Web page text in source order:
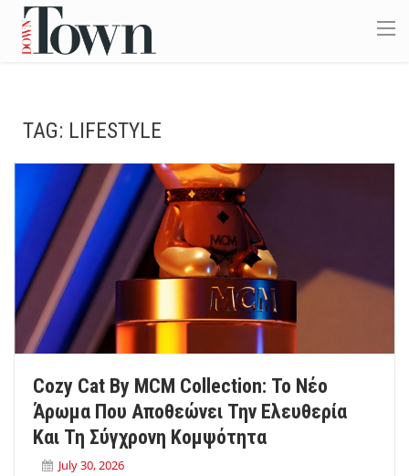
TAG: LIFESTYLE
Cozy Cat By MCM Collection: Το Νέο
Άρωμα Που Αποθεώνει Την Ελευθερία
Και Τη Σύγχρονη Κομψότητα
July 30, 2026